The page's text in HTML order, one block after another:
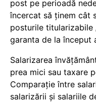
post pe perioadă
încercat să ținem cât
posturile titularizabile
garanta de la început
Salarizarea
prea mici sau taxare
Comparație între
salarizării și salariile